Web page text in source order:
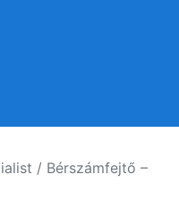
/ Bérszámfejtő –